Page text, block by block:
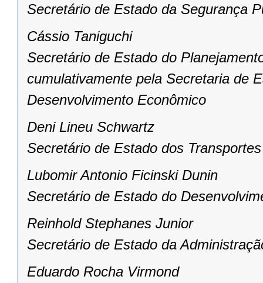
Secretário de Estado da Segurança
Cássio Taniguchi
Secretário de Estado do
cumulativamente pela Secretaria de
Desenvolvimento Econômico
Deni Lineu Schwartz
Secretário de Estado dos Transportes
Lubomir Antonio Ficinski Dunin
Secretário de Estado do
Reinhold Stephanes Junior
Secretário de Estado da
Eduardo Rocha Virmond